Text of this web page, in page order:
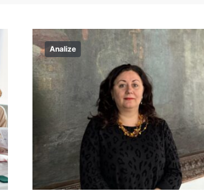
Analize